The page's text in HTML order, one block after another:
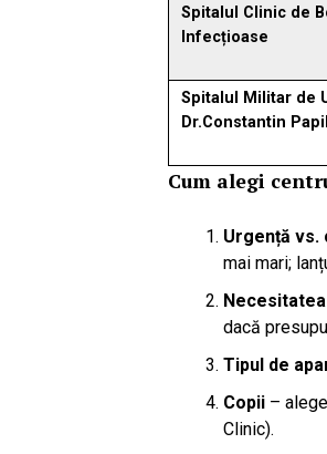
Spitalul Clinic de
Infecțioase
Spitalul Militar de
Dr.Constantin
Cum alegi
Urgență
mai mari;
dacă
Tipul de
Copii –
Clinic).